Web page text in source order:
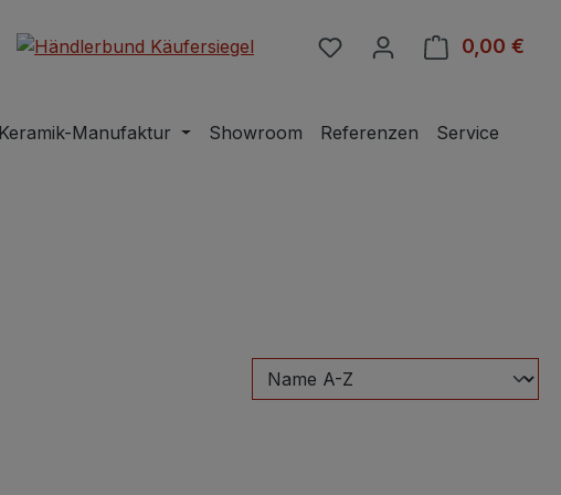
Du hast 0 Produkte auf
0,00 €
Keramik-Manufaktur Showroom Referenzen
Service